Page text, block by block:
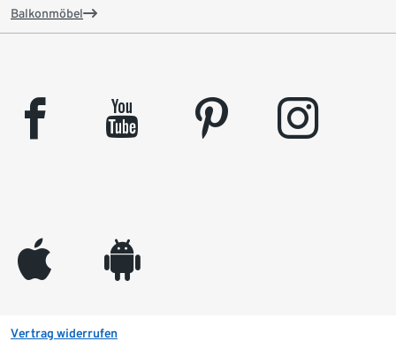
Balkonmöbel
facebook youtube pinterest instagram
appleinc android
Vertrag widerrufen